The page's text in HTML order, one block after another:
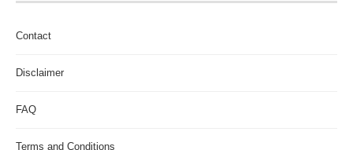
Contact
Disclaimer
FAQ
Terms and Conditions